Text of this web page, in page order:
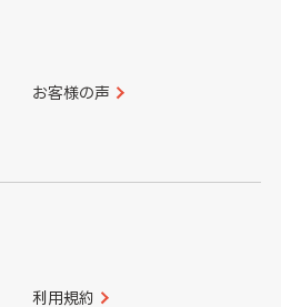
愛媛県
宮崎県
お客様の声
利用規約